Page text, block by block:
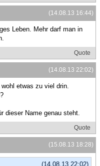
(14.08.13 16:44)
Leben. Mehr darf man in
Quote
(14.08.13 22:02)
etwas zu viel drin.
dieser Name genau steht.
Quote
(15.08.13 18:28)
(14.08.13 22:02)